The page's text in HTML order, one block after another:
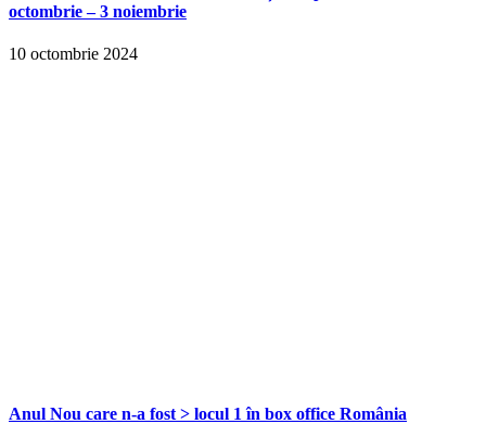
octombrie – 3 noiembrie
10 octombrie 2024
Anul Nou care n-a fost > locul 1 în box office România